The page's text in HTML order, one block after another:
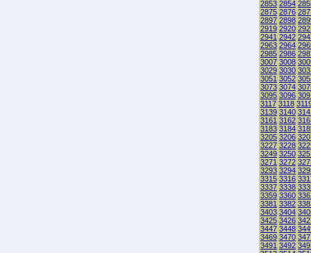
2853 2854
2875 2876
2897 2898
2919 2920
2941 2942
2963 2964
2985 2986
3007 3008
3029 3030
3051 3052
3073 3074
3095 3096
3117 3118
3139 3140
3161 3162
3183 3184
3205 3206
3227 3228
3249 3250
3271 3272
3293 3294
3315 3316
3337 3338
3359 3360
3381 3382
3403 3404
3425 3426
3447 3448
3469 3470
3491 3492